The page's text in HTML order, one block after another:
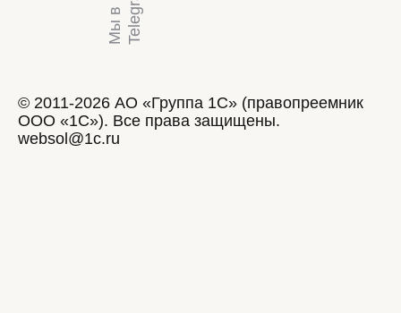
М
ы
в
T
e
l
e
g
r
a
© 2011-2026 АО «Группа 1С» (правопреемник
ООО «1С»). Все права защищены.
websol@1c.ru